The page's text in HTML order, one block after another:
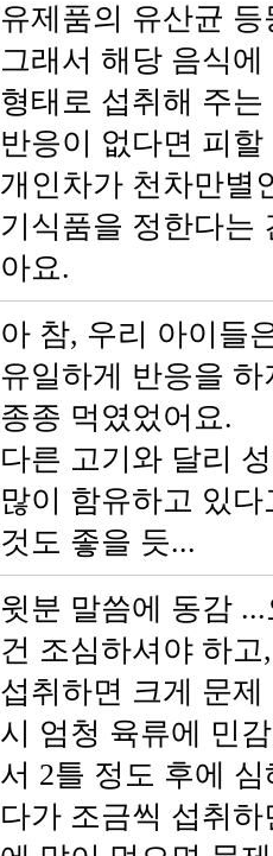
유제품의 유산균 등
그래서 해당 음식
형태로 섭취해 주
반응이 없다면 피
개인차가 천차만별
기식품을 정한다는
아요.
아 참, 우리 아이들
유일하게 반응을
종종 먹였었어요.
다른 고기와 달리
많이 함유하고 있
것도 좋을 듯...
윗분 말씀에 동감
건 조심하셔야 하
섭취하면 크게 문
시 엄청 육류에 민
서 2틀 정도 후에
다가 조금씩 섭취